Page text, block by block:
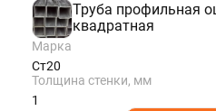
Труба профильная
квадратная
Марка
Ст20
Толщина стенки, мм
1